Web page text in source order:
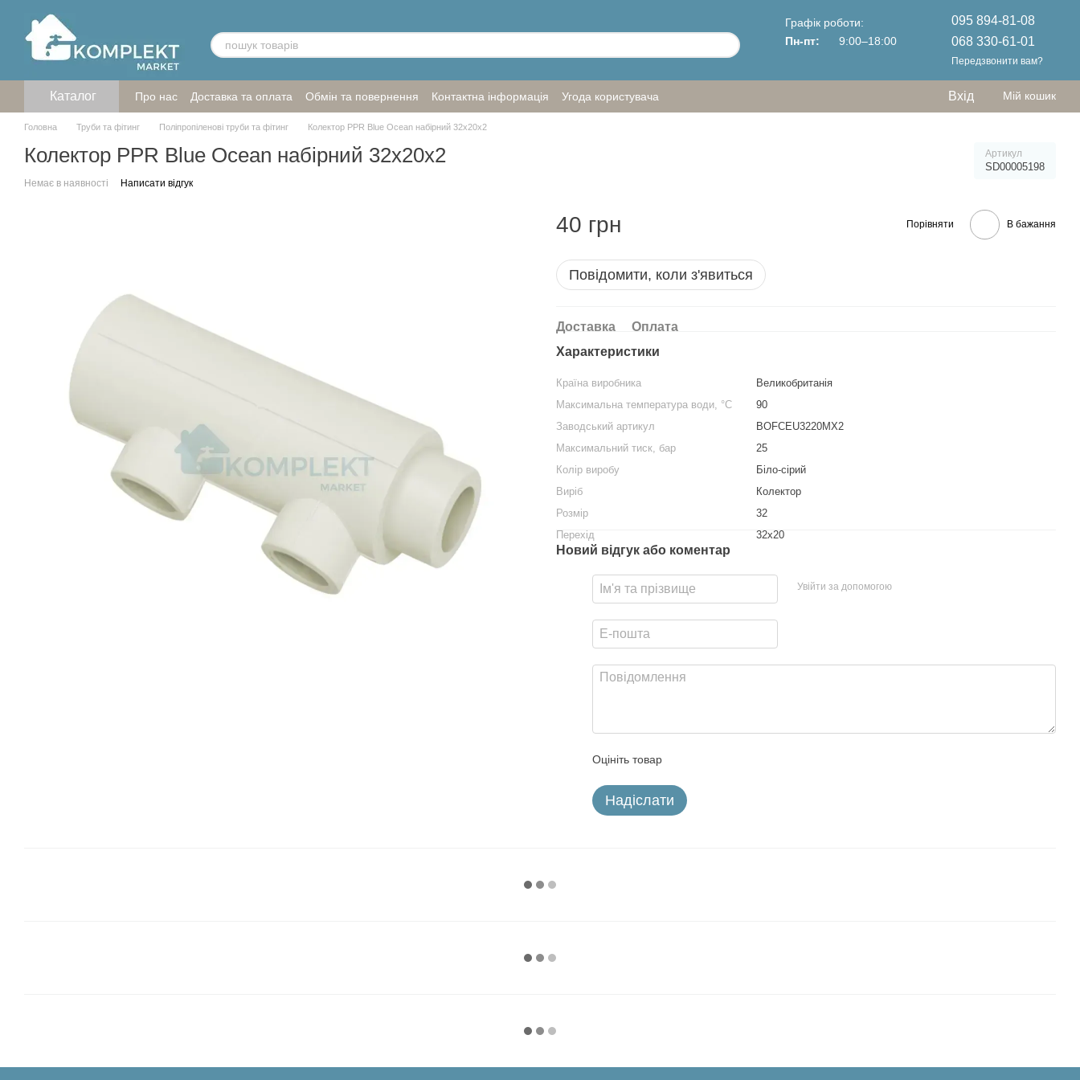
Перейти до основного контенту
Графік роботи:
Пн-пт:
9:00–18:00
095 894-81-08
068 330-61-01
Передзвонити вам?
Каталог Про нас Доставка та оплата Обмін та повернення Контактна інформація Угода користувача Вхід Мій кошик
Головна Труби та фітинг Поліпропіленові труби та фітинг Колектор PPR Blue Ocean набірний 32х20х2
Колектор PPR Blue Ocean набірний 32х20х2 Артикул
SD00005198
Немає в наявності Написати відгук
40 грн Порівняти В бажання
Повідомити, коли з'явиться
Доставка
Оплата
Характеристики
Країна виробника
Великобританія
Максимальна температура води, °С
90
Заводський артикул
BOFCEU3220MX2
Максимальний тиск, бар
25
Колір виробу
Біло-сірий
Виріб
Колектор
Розмір
32
Перехід
32х20
Новий відгук або коментар
Увійти за допомогою
Оцініть товар
Надіслати